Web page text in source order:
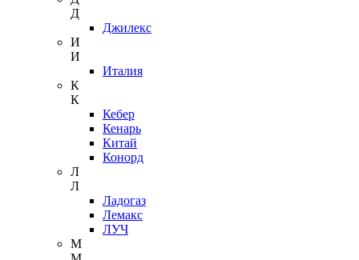
Д
Джилекс
И
И
Италия
К
К
Кебер
Кенарь
Китай
Конорд
Л
Л
Ладогаз
Лемакс
ЛУЧ
М